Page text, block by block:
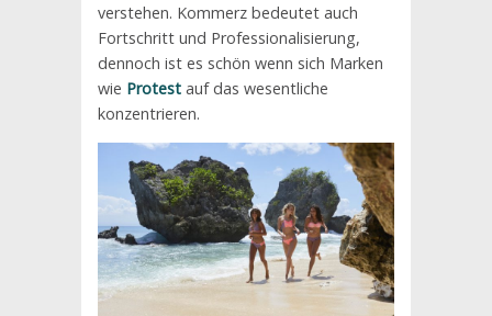
verstehen. Kommerz bedeutet auch
Fortschritt und Professionalisierung,
dennoch ist es schön wenn sich Marken
wie Protest auf das wesentliche
konzentrieren.